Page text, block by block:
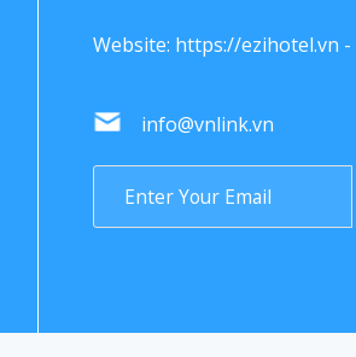
Website: https://ezihotel.vn -
info@vnlink.vn